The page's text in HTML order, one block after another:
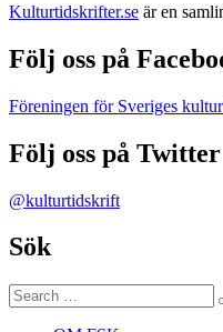
Kulturtidskrifter.se är en
Följ oss på
Föreningen för Sveriges
Följ oss på Twitter
@kulturtidskrift
Sök
Search
for: